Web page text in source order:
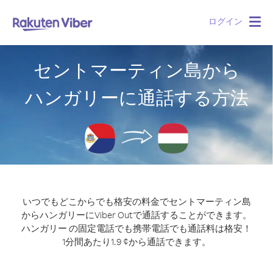
ログイン
セントマーティン島から
ハンガリーに通話する方法
いつでもどこからでも格安の料金でセントマーティン島
からハンガリーにViber Outで通話することができます。
ハンガリー の固定電話でも携帯電話でも通話料は格安！
1分間あたり1.9 ¢から通話できます。